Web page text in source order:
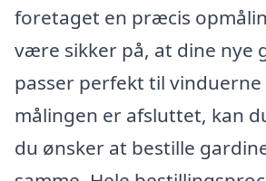
foretaget en præcis
være sikker på, at dine nye
passer perfekt til
målingen er afsluttet, kan
du ønsker at bestille